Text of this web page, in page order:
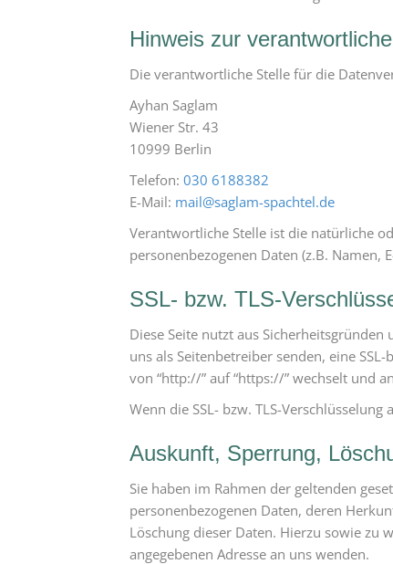
Hinweis zur
Die verantwortliche Stelle für die
Ayhan Saglam
Wiener Str. 43
10999 Berlin
Telefon: 030 6188382
E-Mail: mail@saglam-spachtel.de
Verantwortliche Stelle ist die natürliche
personenbezogenen Daten (z.B. Namen,
SSL- bzw. TLS-
Diese Seite nutzt aus
uns als Seitenbetreiber senden, eine
von “http://” auf “https://” wechselt und
Wenn die SSL- bzw. TLS-
Auskunft, Sperrung,
Sie haben im Rahmen der geltenden
personenbezogenen Daten, deren
Löschung dieser Daten. Hierzu sowie zu
angegebenen Adresse an uns wenden.